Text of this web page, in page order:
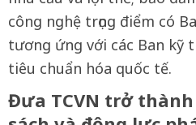
công nghệ trọng điểm có
tương ứng với các Ban kỹ
tiêu chuẩn hóa quốc tế.
Đưa TCVN trở thành